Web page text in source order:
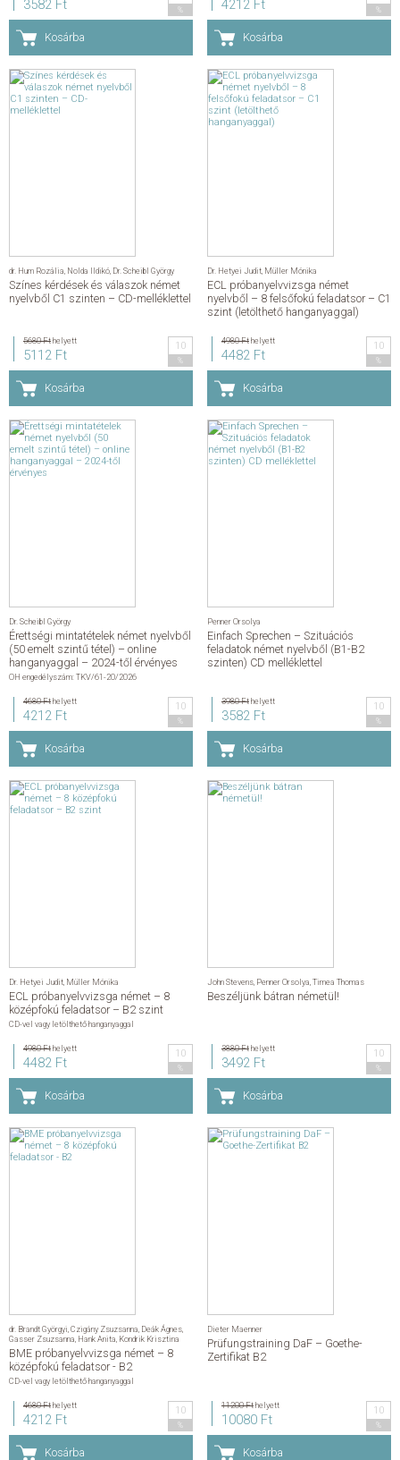
3582 Ft
Kosárba
4212 Ft
Kosárba
dr. Hum Rozália Nolda Ildikó Dr. Scheibl György
Színes kérdések és válaszok német
nyelvből C1 szinten – CD-melléklettel
5680 Fthelyett
5112 Ft
10
Kosárba
Dr. Hetyei Judit Müller Mónika
ECL próbanyelvvizsga német
nyelvből – 8 felsőfokú feladatsor – C1
szint (letölthető hanganyaggal)
4980 Fthelyett
4482 Ft
10
Kosárba
Dr. Scheibl György
Érettségi mintatételek német nyelvből
(50 emelt szintű tétel) – online
hanganyaggal – 2024-től érvényes
OH engedélyszám: TKV/61-20/2026
4680 Fthelyett
4212 Ft
10
Kosárba
Penner Orsolya
Einfach Sprechen – Szituációs
feladatok német nyelvből (B1-B2
szinten) CD melléklettel
3980 Fthelyett
3582 Ft
10
Kosárba
Dr. Hetyei Judit Müller Mónika
ECL próbanyelvvizsga német – 8
középfokú feladatsor – B2 szint
CD-vel vagy letölthető hanganyaggal
4980 Fthelyett
4482 Ft
10
Kosárba
John Stevens Penner Orsolya Timea Thomas
Beszéljünk bátran németül!
3880 Fthelyett
3492 Ft
10
Kosárba
dr. Brandt Györgyi Czigány Zsuzsanna Deák Ágnes
Gasser Zsuzsanna Hank Anita Kondrik Krisztina
BME próbanyelvvizsga német – 8
középfokú feladatsor - B2
CD-vel vagy letölthető hanganyaggal
4680 Fthelyett
4212 Ft
10
Kosárba
Dieter Maenner
Prüfungstraining DaF – Goethe-
Zertifikat B2
11200 Fthelyett
10080 Ft
10
Kosárba